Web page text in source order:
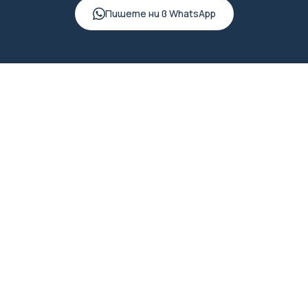
Пишете ни в WhatsApp